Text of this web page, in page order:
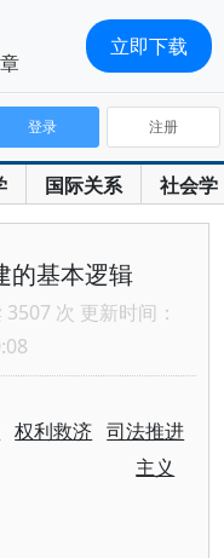
国际关系 社会学
登录 注册
的基本逻辑
次 更新时间：
权利救济 司法推进
主义
立即下载